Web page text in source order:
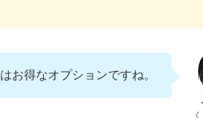
お得なオプションですね。